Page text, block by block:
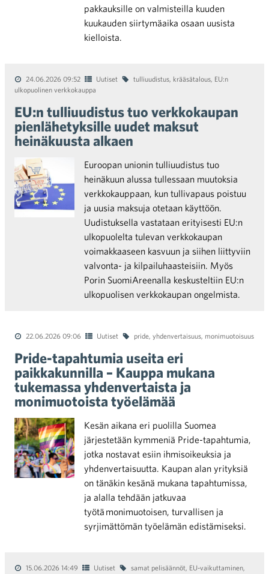
pakkauksille on valmisteilla kuuden
kuukauden siirtymäaika osaan uusista
kielloista.
24.06.2026 09:52 Uutiset tulliuudistus, krääsätalous, EU:n
ulkopuolinen verkkokauppa
EU:n tulliuudistus tuo verkkokaupan
pienlähetyksille uudet maksut
heinäkuusta alkaen
Euroopan unionin tulliuudistus tuo
heinäkuun alussa tullessaan muutoksia
verkkokauppaan, kun tullivapaus poistuu
ja uusia maksuja otetaan käyttöön.
Uudistuksella vastataan erityisesti EU:n
ulkopuolelta tulevan verkkokaupan
voimakkaaseen kasvuun ja siihen liittyviin
valvonta- ja kilpailuhaasteisiin. Myös
Porin SuomiAreenalla keskusteltiin EU:n
ulkopuolisen verkkokaupan ongelmista.
22.06.2026 09:06 Uutiset pride, yhdenvertaisuus, monimuotoisuus
Pride-tapahtumia useita eri
paikkakunnilla – Kauppa mukana
tukemassa yhdenvertaista ja
monimuotoista työelämää
Kesän aikana eri puolilla Suomea
järjestetään kymmeniä Pride-tapahtumia,
jotka nostavat esiin ihmisoikeuksia ja
yhdenvertaisuutta. Kaupan alan yrityksiä
on tänäkin kesänä mukana tapahtumissa,
ja alalla tehdään jatkuvaa
työtä monimuotoisen, turvallisen ja
syrjimättömän työelämän edistämiseksi.
15.06.2026 14:49 Uutiset samat pelisäännöt, EU-vaikuttaminen,